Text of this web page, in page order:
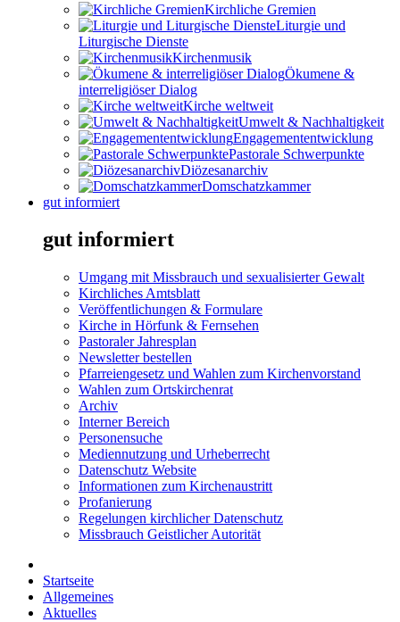
Kirchliche Gremien
Liturgie und
Liturgische Dienste
Kirchenmusik
Ökumene &
interreligiöser Dialog
Kirche weltweit
Umwelt & Nachhaltigkeit
Engagemententwicklung
Pastorale Schwerpunkte
Diözesanarchiv
Domschatzkammer
gut informiert
gut informiert
Umgang mit Missbrauch und sexualisierter Gewalt
Kirchliches Amtsblatt
Veröffentlichungen & Formulare
Kirche in Hörfunk & Fernsehen
Pastoraler Jahresplan
Newsletter bestellen
Pfarreiengesetz und Wahlen zum Kirchenvorstand
Wahlen zum Ortskirchenrat
Archiv
Interner Bereich
Personensuche
Mediennutzung und Urheberrecht
Datenschutz Website
Informationen zum Kirchenaustritt
Profanierung
Regelungen kirchlicher Datenschutz
Missbrauch Geistlicher Autorität
Startseite
Allgemeines
Aktuelles